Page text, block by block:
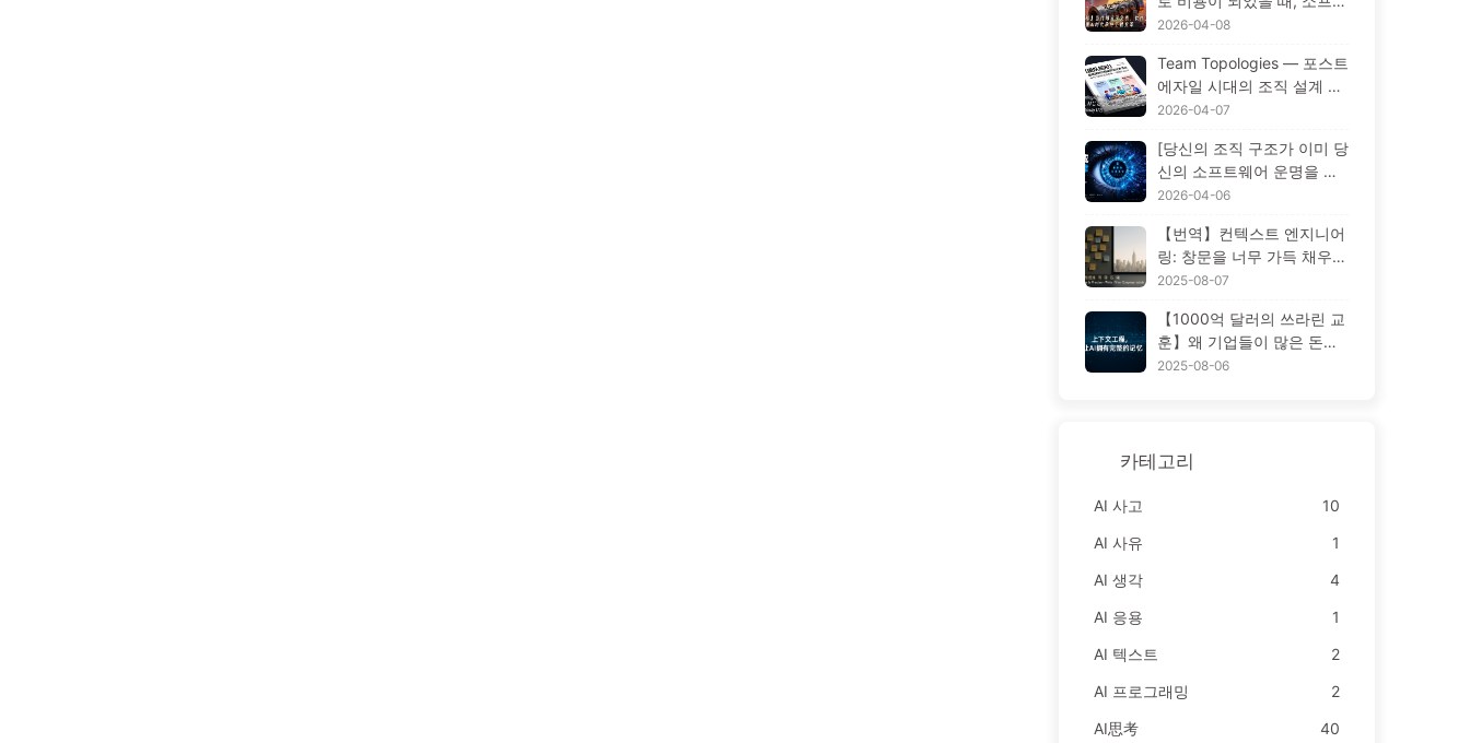
웨어 공학의 병목은 어디로
어 공학 혁신 — 천천히 AI
배우기 173
2026-04-08
Team Topologies — 포스트
에자일 시대의 조직 설계 방
법론, AI 시대 소프트웨어 엔
wly 172)
2026-04-07
[당신의 조직 구조가 이미 당
신의 소프트웨어 운명을 결
정했다] 콘웨이 법칙 —— 5
철칙 AI 시대의 소프트웨어
공학 혁신 —— 천천히 배우
는 AI171
2026-04-06
【번역】컨텍스트 엔지니어
링: 창문을 너무 가득 채우지
마세요! '쓰기, 선별, 압축, 격
고, 소음을 차단하세요 — AI
배우기 170
2025-08-07
【1000억 달러의 쓰라린 교
훈】왜 기업들이 많은 돈을
들여 배치한 AI 도우미는 중
배우는 AI169
2025-08-06
카테고리
AI 사고
10
AI 사유
1
AI 생각
4
AI 응용
1
AI 텍스트
2
AI 프로그래밍
2
AI思考
40